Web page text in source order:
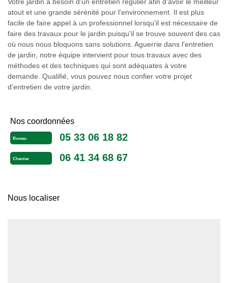
atout et une grande sérénité pour l'environnement. Il est plus
facile de faire appel à un professionnel lorsqu'il est nécessaire de
faire des travaux pour le jardin puisqu'il se trouve souvent des cas
où nous nous bloquons sans solutions. Aguerrie dans l'entretien
de jardin, notre équipe intervient pour tous travaux avec des
méthodes et des techniques qui sont adéquates à votre
demande. Qualifié, vous pouvez nous confier votre projet
d'entretien de votre jardin.
Nos coordonnées
Bureau 05 33 06 18 82
Chantier 06 41 34 68 67
Nous localiser